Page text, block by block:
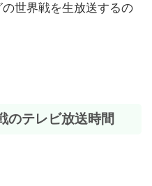
世界戦を生放送するの
のテレビ放送時間